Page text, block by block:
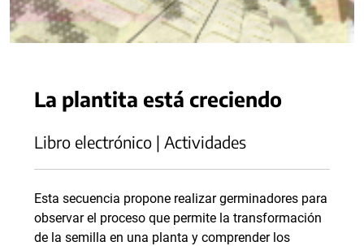
La plantita está creciendo
Libro electrónico | Actividades
Esta secuencia propone realizar germinadores para
observar el proceso que permite la transformación
de la semilla en una planta y comprender los